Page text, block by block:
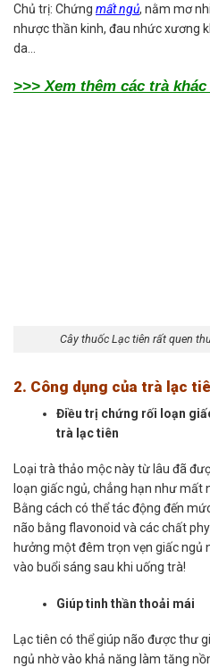
Chủ trị: Chứng mất ngủ, nằm mơ
nhược thần kinh, đau nhức xương
da…
>>> Xem thêm các trà
Cây thuốc Lạc tiên rất quen
2. Công dụng của trà lạc
Điều trị chứng rối loạn
trà lạc tiên
Loại trà thảo mộc này từ lâu đã
loạn giấc ngủ, chẳng hạn như
Bằng cách có thể tác động đến
não bằng flavonoid và các chất
hưởng một đêm trọn vẹn giấc ngủ
vào buổi sáng sau khi uống trà!
Giúp tinh thần thoải mái
Lạc tiên có thể giúp não được thư
ngủ nhờ vào khả năng làm tăng